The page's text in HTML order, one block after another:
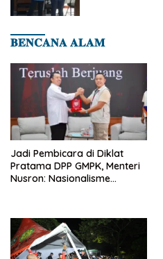
𝐁𝐄𝐍𝐂𝐀𝐍𝐀 𝐀𝐋𝐀𝐌
Jadi Pembicara di Diklat
Pratama DPP GMPK, Menteri
Nusron: Nasionalisme